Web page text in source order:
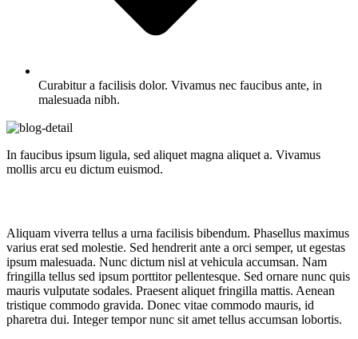
Curabitur a facilisis dolor. Vivamus nec faucibus ante, in
malesuada nibh.
In faucibus ipsum ligula, sed aliquet magna aliquet a. Vivamus
mollis arcu eu dictum euismod.
Aliquam viverra tellus a urna facilisis bibendum. Phasellus maximus
varius erat sed molestie. Sed hendrerit ante a orci semper, ut egestas
ipsum malesuada. Nunc dictum nisl at vehicula accumsan. Nam
fringilla tellus sed ipsum porttitor pellentesque. Sed ornare nunc quis
mauris vulputate sodales. Praesent aliquet fringilla mattis. Aenean
tristique commodo gravida. Donec vitae commodo mauris, id
pharetra dui. Integer tempor nunc sit amet tellus accumsan lobortis.